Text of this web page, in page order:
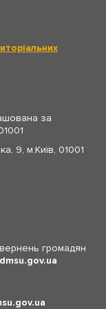
за
9, м.Київ, 01001
громадян
dmsu.gov.ua